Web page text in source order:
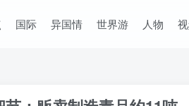
国际 异国情 世界游 人物